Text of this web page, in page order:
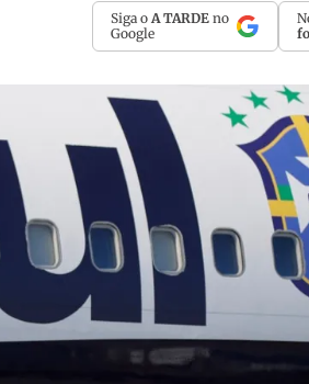
Siga o A TARDE no
Google